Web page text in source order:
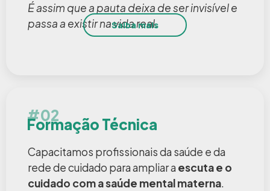
É assim que a pauta deixa de ser invisível e
passa a existir na vida real.
Saiba mais
#02
Formação Técnica
Capacitamos profissionais da saúde e da
rede de cuidado para ampliar a escuta e o
cuidado com a saúde mental materna.